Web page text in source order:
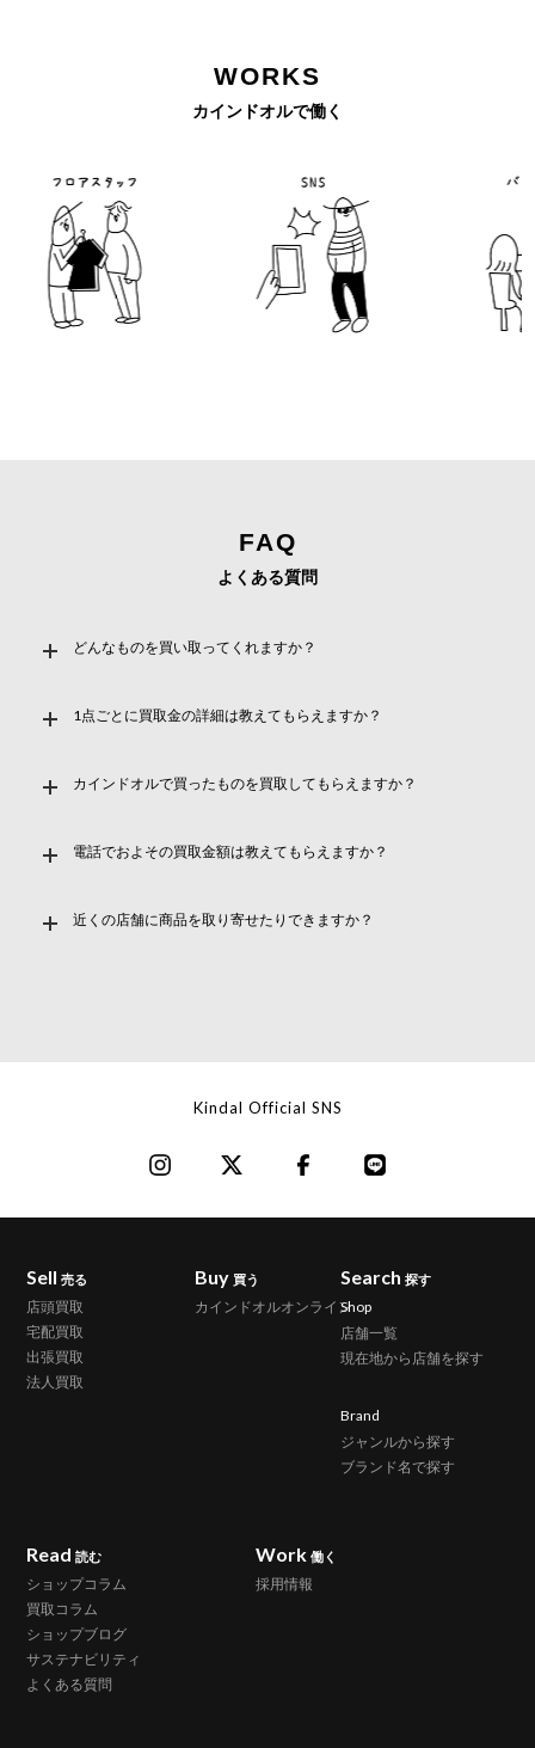
WORKS
カインドオルで働く
フロアスタッフ バイ
FAQ
よくある質問
どんなものを買い取ってくれますか？
1点ごとに買取金の詳細は教えてもらえますか？
カインドオルで買ったものを買取してもらえますか？
電話でおよその買取金額は教えてもらえますか？
近くの店舗に商品を取り寄せたりできますか？
Kindal Official SNS
Sell売る
店頭買取
宅配買取
出張買取
法人買取
Buy 買う
カインドオルオンライン
Search 探す
Shop
店舗一覧
現在地から店舗を探す
Brand
ジャンルから探す
ブランド名で探す
Read読む
ショップコラム
買取コラム
ショップブログ
サステナビリティ
よくある質問
Work 働く
採用情報